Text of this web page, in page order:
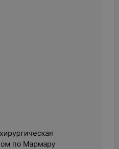
по Мармару